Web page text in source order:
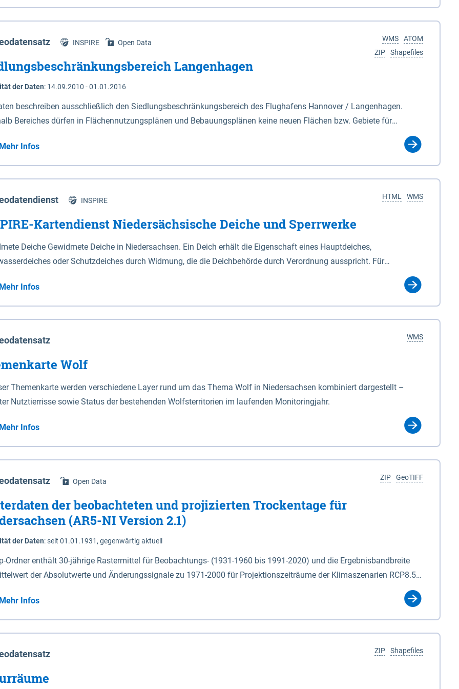
Niedersachsen (vgl. Abb. 4-1) entlang der Elbe zwischen Schnackenburg im Osten und Hohnstorf (Elbe) im Westen
472,5 bei Schnackenburg bis 569 bei Lauenburg). Das Biosphärenreservat umfasst Teile der Landkreise
Dannenberg und Lüneburg.
ATOM
WMS
Shapefiles
ZIP
INSPIRE Open Data
Langenhagen
der Daten: 14.09.2010 - 01.01.2016
beschreiben ausschließlich den Siedlungsbeschränkungsbereich des Flughafens Hannover / Langenhagen.
Bereiches dürfen in Flächennutzungsplänen und Bebauungsplänen keine neuen Flächen bzw. Gebiete für
Mehr Infos
WMS
HTML
INSPIRE
Kartendienst Niedersächsische Deiche und Sperrwerke
Deiche Gewidmete Deiche in Niedersachsen. Ein Deich erhält die Eigenschaft eines Hauptdeiches,
oder Schutzdeiches durch Widmung, die die Deichbehörde durch Verordnung ausspricht. Für
Deiche gelten die Bestimmungen des Niedersächsischen Deichgesetzes (NDG). Die Widmung "2.Deichlinie" ist
Sperrwerke Sperrwerke sind Bauwerke mit Sperrvorrichtungen in Tidegewässern, die dem
eines Gebietes vor erhöhten Tiden, vor allem vor Sturmfluten, zu dienen bestimmt sind (§2 Abs.3 NDG). Ein Bauwerk
Art erhält die Eigenschaft eines Sperrwerkes durch Widmung, die die Deichbehörde durch Verordnung
Mehr Infos
WMS
Wolf
Themenkarte werden verschiedene Layer rund um das Thema Wolf in Niedersachsen kombiniert dargestellt –
Nutztierrisse sowie Status der bestehenden Wolfsterritorien im laufenden Monitoringjahr.
Mehr Infos
GeoTIFF
ZIP
Open Data
der beobachteten und projizierten Trockentage für
(AR5-NI Version 2.1)
der Daten:seit 01.01.1931, gegenwärtig aktuell
Ordner enthält 30-jährige Rastermittel für Beobachtungs- (1931-1960 bis 1991-2020) und die Ergebnisbandbreite
der Absolutwerte und Änderungssignale zu 1971-2000 für Projektionszeiträume der Klimaszenarien RCP8.5
(Jun. - Aug.) - au: Herbst (Sep. - Nov.) - wi: Winter (Dez. - Feb.) - hyr:
Jahr (Nov. - Okt.) - hsu: Hydrologisches Sommerhalbjahr (Mai - Okt.) - hwi: Hydrologisches Winterhalbjahr
- vd: Vegetationsruhe (Okt. - Mär.) Neben den Rasterdaten ist eine
zu den Dateinamen und für eine Darstellung im GIS eine Klassifizierung der Rasterdaten mit Klassenname und
code gegeben.
Mehr Infos
Shapefiles
ZIP